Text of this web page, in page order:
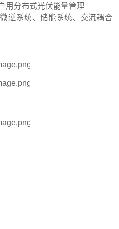
用分布式光伏能量管理
逆系统、储能系统、交流耦合